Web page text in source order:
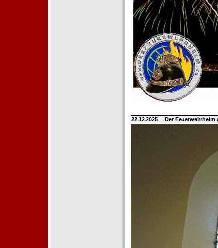
22.12.2025 Der